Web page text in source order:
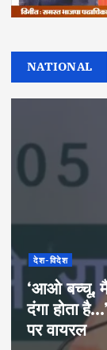
NATIONAL
देश-विदेश
‘आओ बच्चू, मैं
दंगा होता
पर वायरल